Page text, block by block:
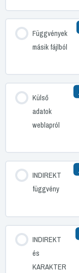
Függvények
másik fájlból
Külső
adatok
weblapról
INDIREKT
függvény
INDIREKT
és
KARAKTER